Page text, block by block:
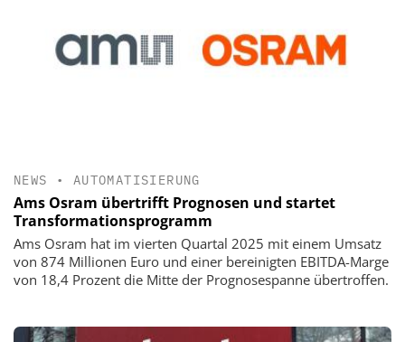
NEWS • AUTOMATISIERUNG
Ams Osram übertrifft Prognosen und startet
Transformationsprogramm
Ams Osram hat im vierten Quartal 2025 mit einem Umsatz
von 874 Millionen Euro und einer bereinigten EBITDA-Marge
von 18,4 Prozent die Mitte der Prognosespanne übertroffen.